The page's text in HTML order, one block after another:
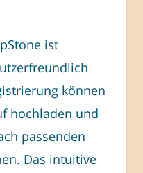
ist
können
hochladen und
passenden
Das intuitive